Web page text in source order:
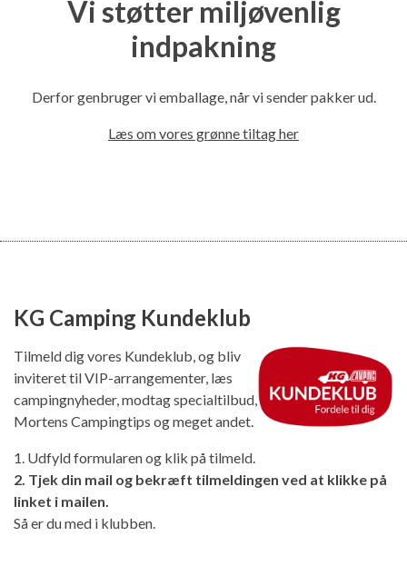
Vi støtter miljøvenlig
indpakning
Derfor genbruger vi emballage, når vi sender pakker ud.
Læs om vores grønne tiltag her
KG Camping Kundeklub
Tilmeld dig vores Kundeklub, og bliv
inviteret til VIP-arrangementer, læs
campingnyheder, modtag specialtilbud,
Mortens Campingtips og meget andet.
1. Udfyld formularen og klik på tilmeld.
2. Tjek din mail og bekræft tilmeldingen ved at klikke på
linket i mailen.
Så er du med i klubben.